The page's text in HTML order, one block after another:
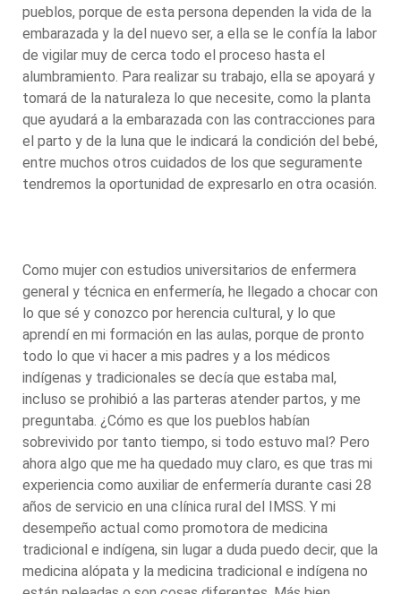
pueblos, porque de esta persona dependen la vida de la
embarazada y la del nuevo ser, a ella se le confía la labor
de vigilar muy de cerca todo el proceso hasta el
alumbramiento. Para realizar su trabajo, ella se apoyará y
tomará de la naturaleza lo que necesite, como la planta
que ayudará a la embarazada con las contracciones para
el parto y de la luna que le indicará la condición del bebé,
entre muchos otros cuidados de los que seguramente
tendremos la oportunidad de expresarlo en otra ocasión.
Como mujer con estudios universitarios de enfermera
general y técnica en enfermería, he llegado a chocar con
lo que sé y conozco por herencia cultural, y lo que
aprendí en mi formación en las aulas, porque de pronto
todo lo que vi hacer a mis padres y a los médicos
indígenas y tradicionales se decía que estaba mal,
incluso se prohibió a las parteras atender partos, y me
preguntaba. ¿Cómo es que los pueblos habían
sobrevivido por tanto tiempo, si todo estuvo mal? Pero
ahora algo que me ha quedado muy claro, es que tras mi
experiencia como auxiliar de enfermería durante casi 28
años de servicio en una clínica rural del IMSS. Y mi
desempeño actual como promotora de medicina
tradicional e indígena, sin lugar a duda puedo decir, que la
medicina alópata y la medicina tradicional e indígena no